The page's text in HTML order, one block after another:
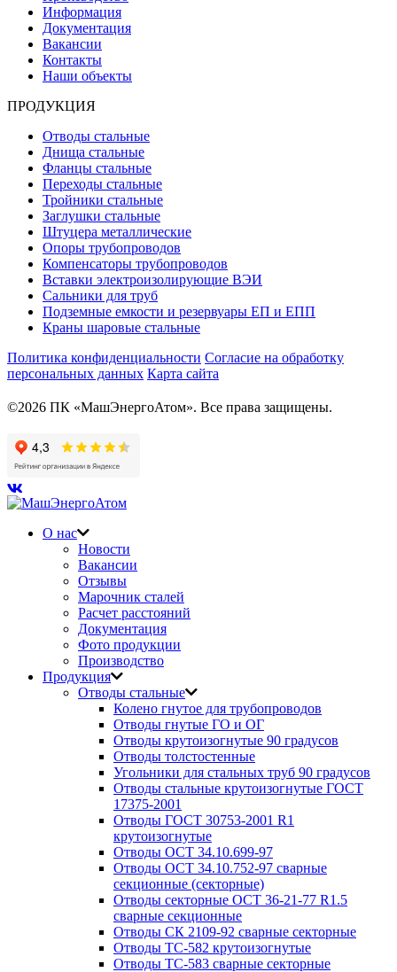
Информация
Документация
Вакансии
Контакты
Наши объекты
ПРОДУКЦИЯ
Отводы стальные
Днища стальные
Фланцы стальные
Переходы стальные
Тройники стальные
Заглушки стальные
Штуцера металлические
Опоры трубопроводов
Компенсаторы трубопроводов
Вставки электроизолирующие ВЭИ
Сальники для труб
Подземные емкости и резервуары ЕП и ЕПП
Краны шаровые стальные
Политика конфиденциальности Согласие на обработку
персональных данных Карта сайта
©2026 ПК «МашЭнергоАтом». Все права защищены.
О нас
Новости
Вакансии
Отзывы
Марочник сталей
Расчет расстояний
Документация
Фото продукции
Производство
Продукция
Отводы стальные
Колено гнутое для трубопроводов
Отводы гнутые ГО и ОГ
Отводы крутоизогнутые 90 градусов
Отводы толстостенные
Угольники для стальных труб 90 градусов
Отводы стальные крутоизогнутые ГОСТ
17375-2001
Отводы ГОСТ 30753-2001 R1
крутоизогнутые
Отводы ОСТ 34.10.699-97
Отводы ОСТ 34.10.752-97 сварные
секционные (секторные)
Отводы секторные ОСТ 36-21-77 R1.5
сварные секционные
Отводы СК 2109-92 сварные секторные
Отводы ТС-582 крутоизогнутые
Отводы ТС-583 сварные секторные